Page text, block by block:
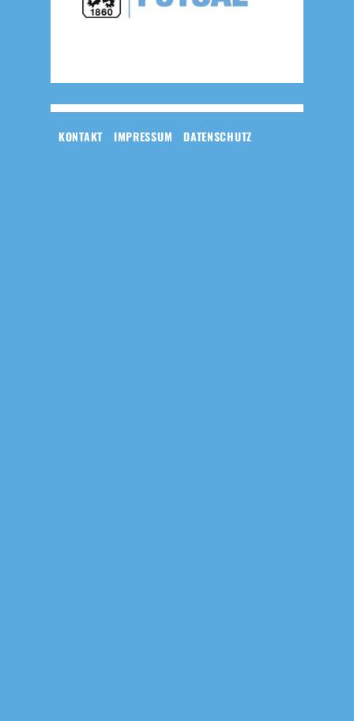
KONTAKT IMPRESSUM DATENSCHUTZ